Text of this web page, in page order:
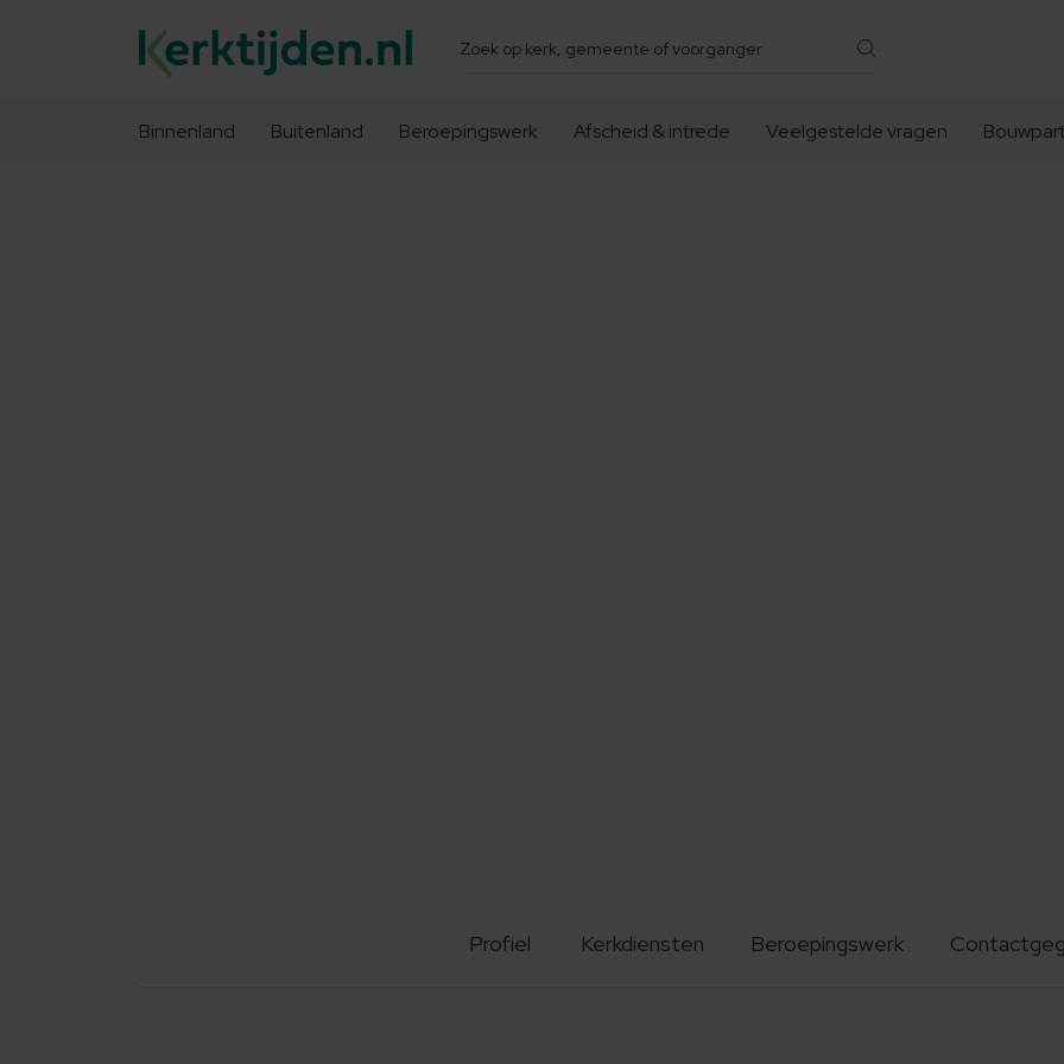
Zoeken
Binnenland Buitenland Beroepingswerk Afscheid & intrede Veelgestelde vragen
Profiel Kerkdiensten Beroepingswerk